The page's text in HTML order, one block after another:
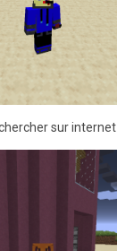
sur internet .